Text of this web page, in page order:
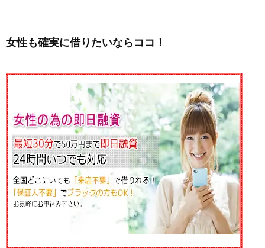
女性も確実に借りたいならココ！